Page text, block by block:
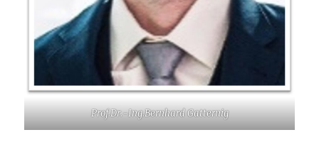
Prof.Dr.-Ing.Bernhard Gatternig